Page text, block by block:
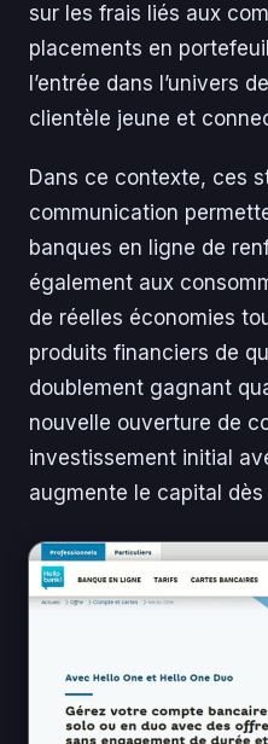
sur les frais liés aux
placements en
l’entrée dans l’univers
clientèle jeune et
Dans ce contexte, ces
communication
banques en ligne de
également aux
de réelles économies
produits financiers de
doublement gagnant
nouvelle ouverture de
investissement initial
augmente le capital dès